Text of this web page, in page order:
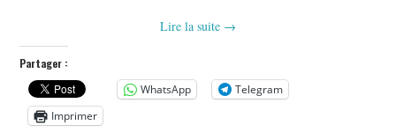
Lire la suite →
Partager :
WhatsApp
Telegram
Imprimer